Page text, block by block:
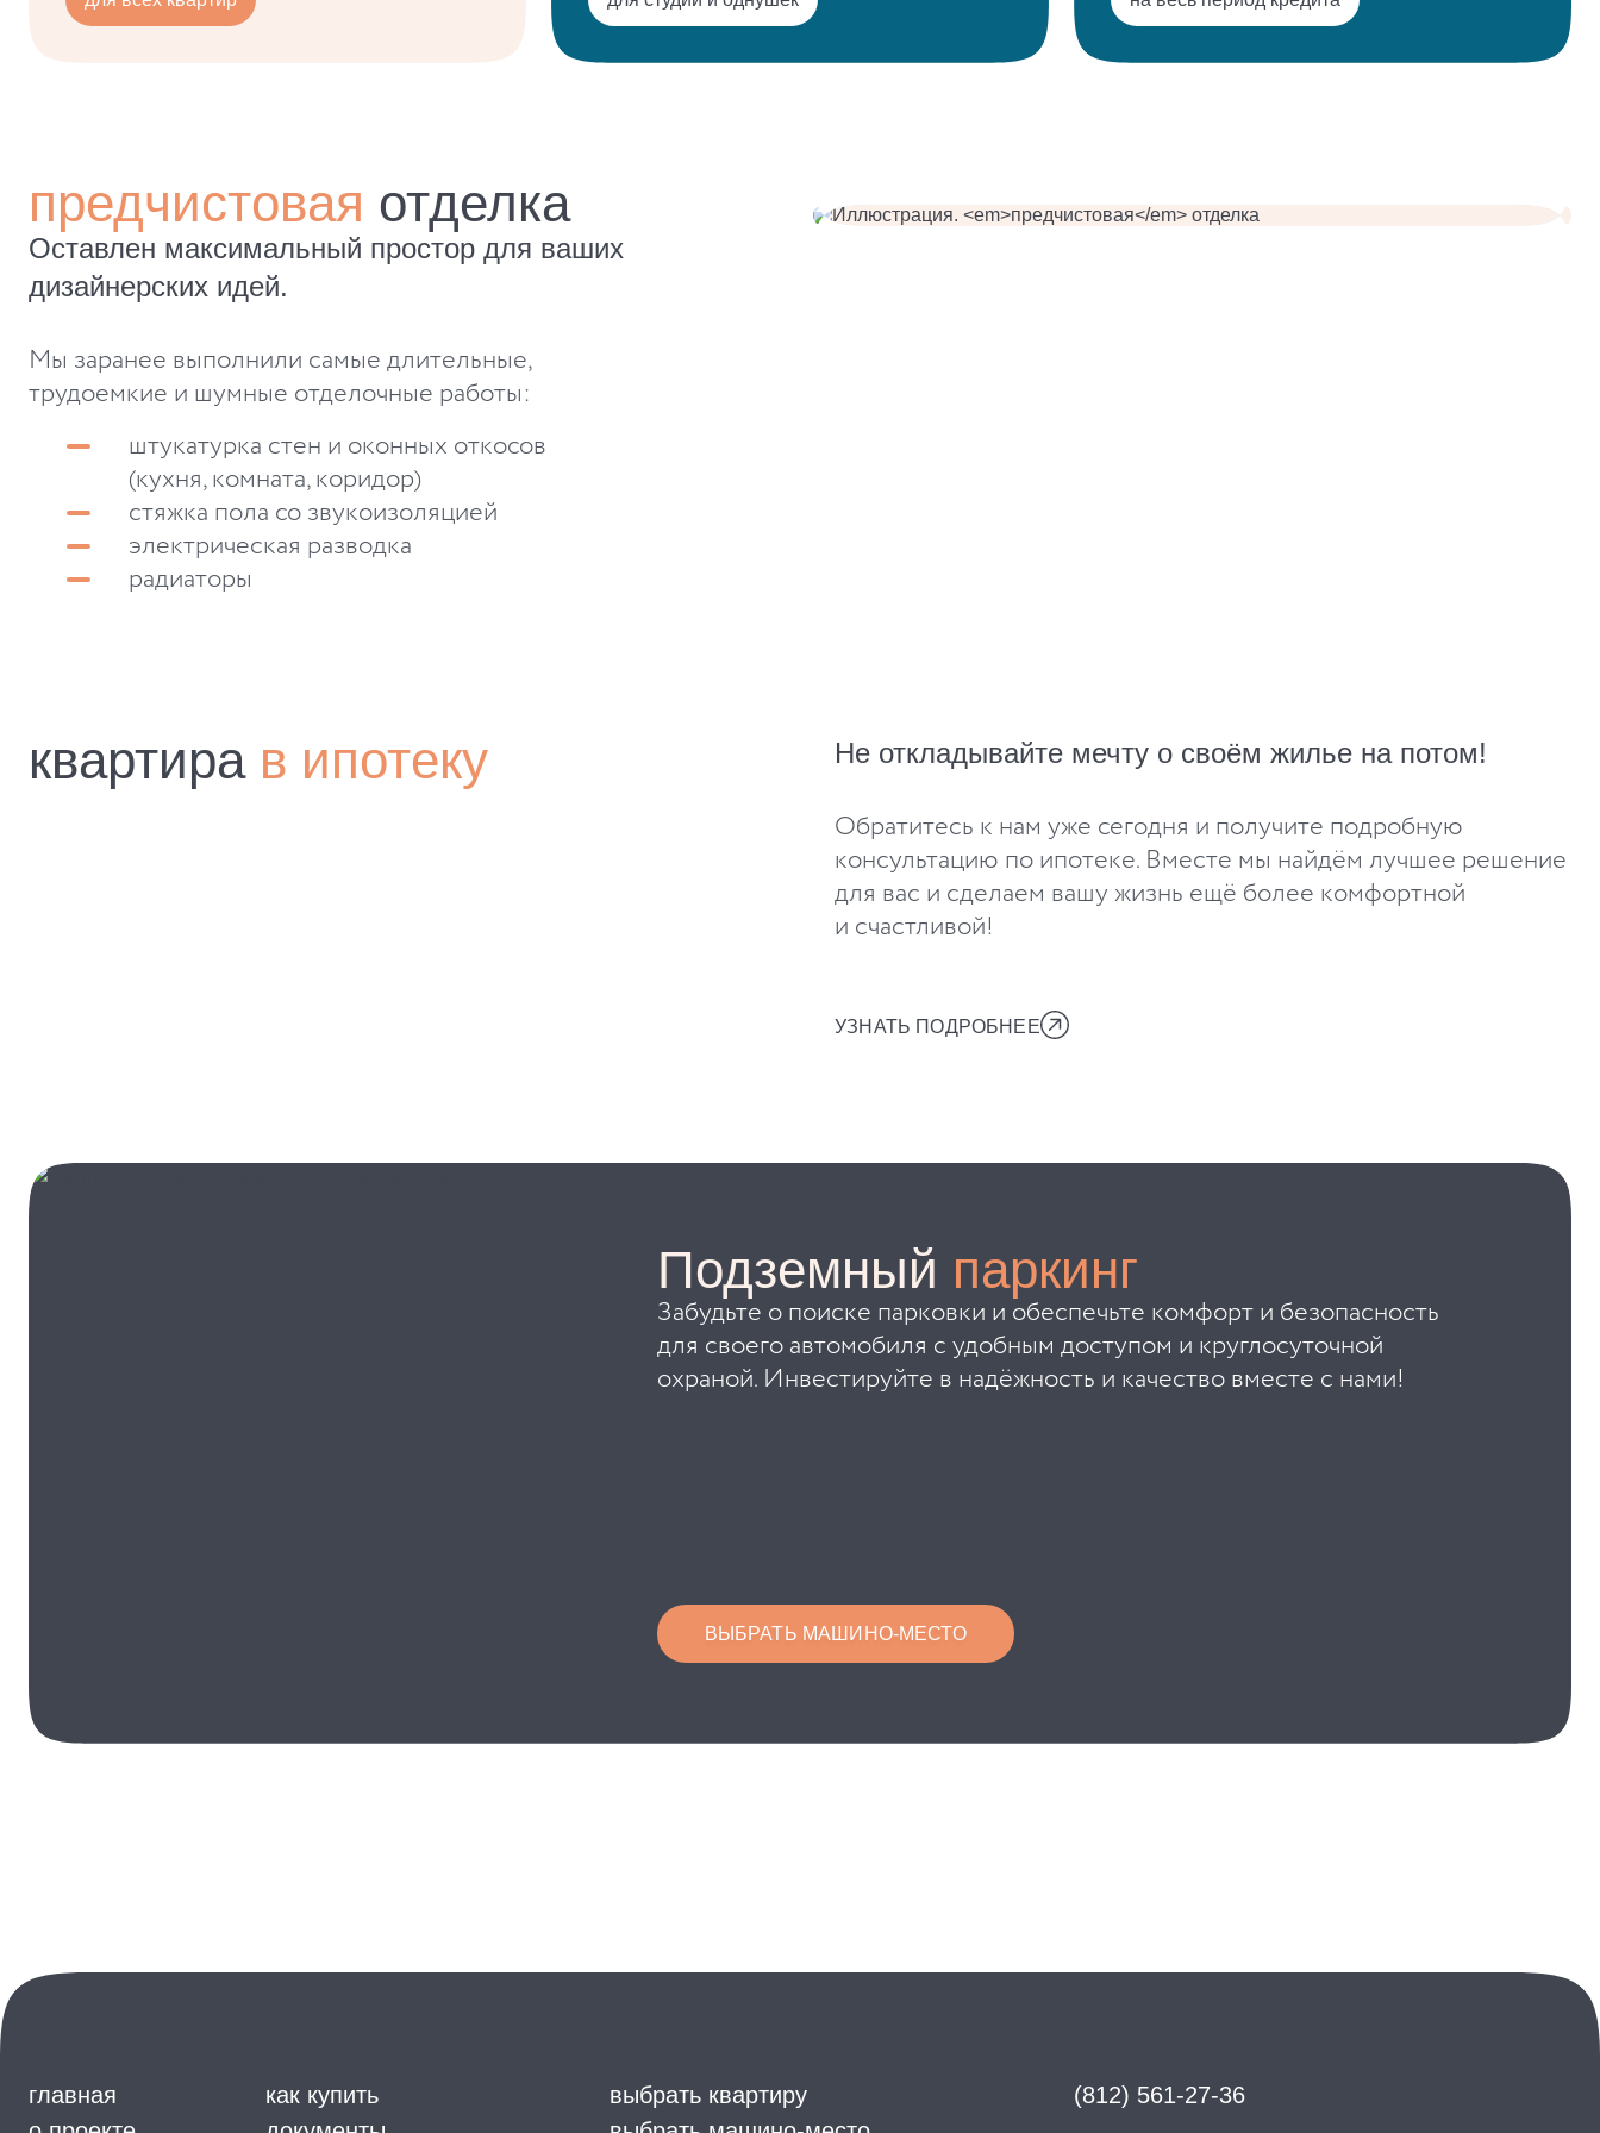
предчистовая отделка
Оставлен максимальный простор для ваших
дизайнерских идей.
Мы заранее выполнили самые длительные,
трудоемкие и шумные отделочные работы:
штукатурка стен и оконных откосов
(кухня, комната, коридор)
стяжка пола со звукоизоляцией
электрическая разводка
радиаторы
квартира в ипотеку Не откладывайте мечту о своём жилье на потом!
Обратитесь к нам уже сегодня и получите подробную
консультацию по ипотеке. Вместе мы найдём лучшее решение
для вас и сделаем вашу жизнь ещё более комфортной
и счастливой!
УЗНАТЬ ПОДРОБНЕЕ
Подземный паркинг
Забудьте о поиске парковки и обеспечьте комфорт и безопасность
для своего автомобиля с удобным доступом и круглосуточной
охраной. Инвестируйте в надёжность и качество вместе с нами!
ВЫБРАТЬ МАШИНО-МЕСТО
главная
как купить
выбрать квартиру
(812) 561-27-36